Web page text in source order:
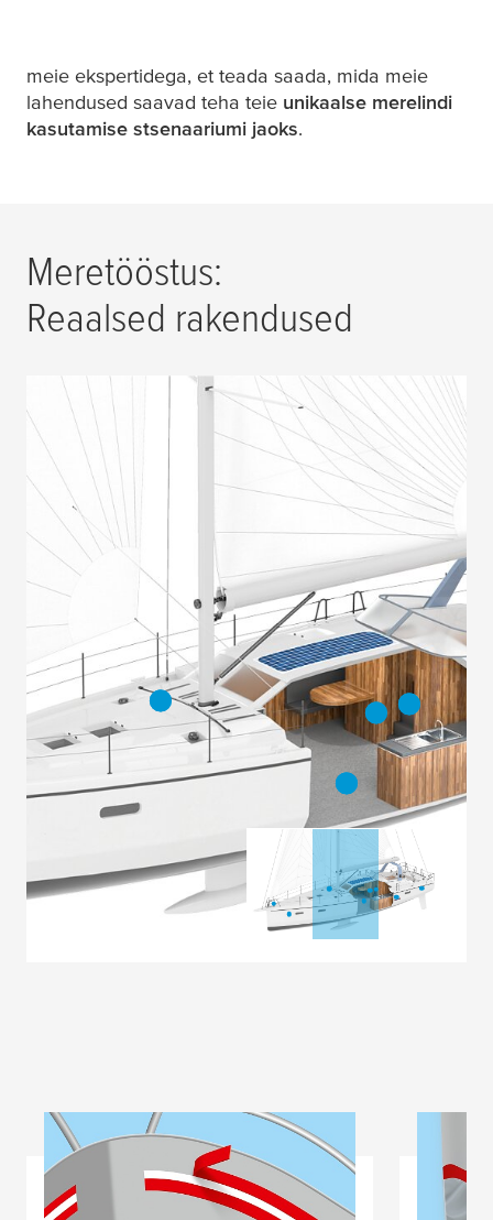
meie ekspertidega, et teada saada, mida meie
lahendused saavad teha teie unikaalse merelindi
kasutamise stsenaariumi jaoks.
Meretööstus:
Reaalsed rakendused